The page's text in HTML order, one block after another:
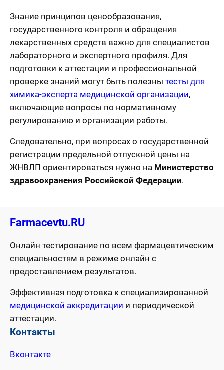
Знание принципов ценообразования,
государственного контроля и обращения
лекарственных средств важно для специалистов
лабораторного и экспертного профиля. Для
подготовки к аттестации и профессиональной
проверке знаний могут быть полезны тесты для
химика-эксперта медицинской организации,
включающие вопросы по нормативному
регулированию и организации работы.
Следовательно, при вопросах о государственной
регистрации предельной отпускной цены на
ЖНВЛП ориентироваться нужно на Министерство
здравоохранения Российской Федерации.
Farmacevtu.RU
Онлайн тестирование по всем фармацевтическим
специальностям в режиме онлайн с
предоставлением результатов.
Эффективная подготовка к специализированной
медицинской аккредитации и периодической
аттестации.
Контакты
Вконтакте